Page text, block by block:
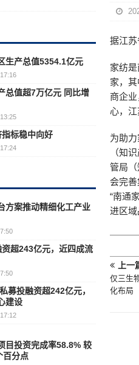
据江苏
家纺
家，
商企
心，江
为助
（知
管局
会完
“南通
进区域
上一
仅三生
化布局
生产总值5354.1亿元
总值超7万亿元 同比增
标稳中向好
方案推动精细化工产业
超243亿元，近四成流
募投融资超242亿元，
建设
目投资完成率58.8% 较
百分点